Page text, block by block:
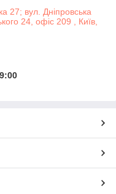
27; вул. Дніпровська
24, офіс 209 , Київ,